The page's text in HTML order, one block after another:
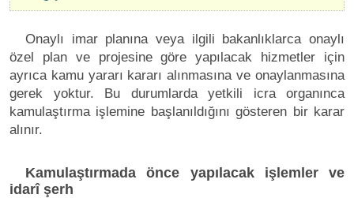
Onaylı imar planına veya ilgili bakanlıklarca onaylı
özel plan ve projesine göre yapılacak hizmetler için
ayrıca kamu yararı kararı alınmasına ve onaylanmasına
gerek yoktur. Bu durumlarda yetkili icra organınca
kamulaştırma işlemine başlanıldığını gösteren bir karar
alınır.
Kamulaştırmada önce yapılacak işlemler ve
idarî şerh